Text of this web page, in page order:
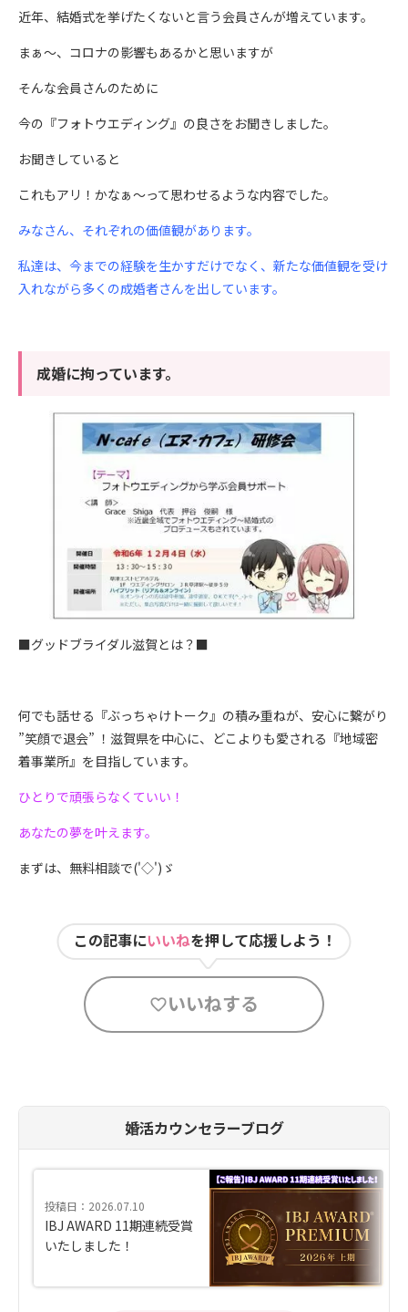
近年、結婚式を挙げたくないと言う会員さんが増えています。
まぁ～、コロナの影響もあるかと思いますが
そんな会員さんのために
今の『フォトウエディング』の良さをお聞きしました。
お聞きしていると
これもアリ！かなぁ～って思わせるような内容でした。
みなさん、それぞれの価値観があります。
私達は、今までの経験を生かすだけでなく、新たな価値観を受け
入れながら多くの成婚者さんを出しています。
成婚に拘っています。
■グッドブライダル滋賀とは？■
何でも話せる『ぶっちゃけトーク』の積み重ねが、安心に繋がり
”笑顔で退会” ！滋賀県を中心に、どこよりも愛される『地域密
着事業所』を目指しています。
ひとりで頑張らなくていい！
あなたの夢を叶えます。
まずは、無料相談で('◇')ゞ
この記事にいいねを押して応援しよう！
いいねする
婚活カウンセラーブログ
投稿日：2026.07.10
IBJ AWARD 11期連続受賞
いたしました！